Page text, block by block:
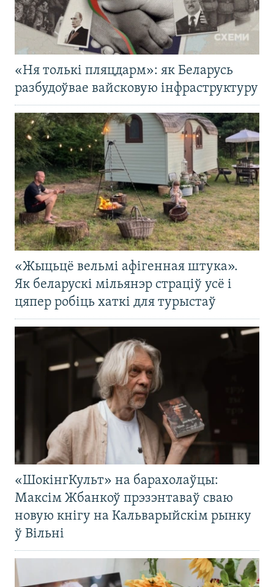
«Ня толькі пляцдарм»: як Беларусь
разбудоўвае вайсковую інфраструктуру
«Жыцьцё вельмі афігенная штука».
Як беларускі мільянэр страціў усё і
цяпер робіць хаткі для турыстаў
«ШокінгКульт» на барахолаўцы:
Максім Жбанкоў прэзэнтаваў сваю
новую кнігу на Кальварыйскім рынку
ў Вільні